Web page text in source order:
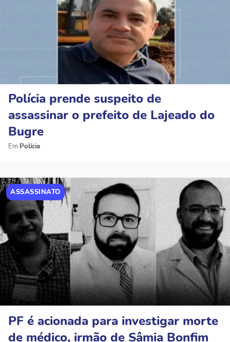
Polícia prende suspeito de
assassinar o prefeito de Lajeado do
Bugre
Polícia
ASSASSINATO
PF é acionada para investigar morte
de médico, irmão de Sâmia Bonfim